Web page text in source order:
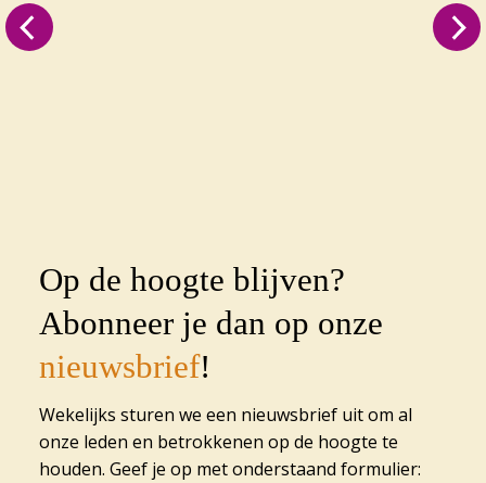
Op de hoogte blijven?
Abonneer je dan op onze
nieuwsbrief!
Wekelijks sturen we een nieuwsbrief uit om al
onze leden en betrokkenen op de hoogte te
houden. Geef je op met onderstaand formulier: